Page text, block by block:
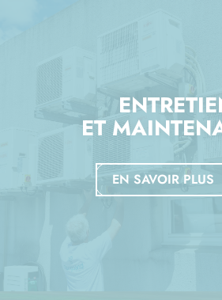
ET
EN SAVOIR PLUS